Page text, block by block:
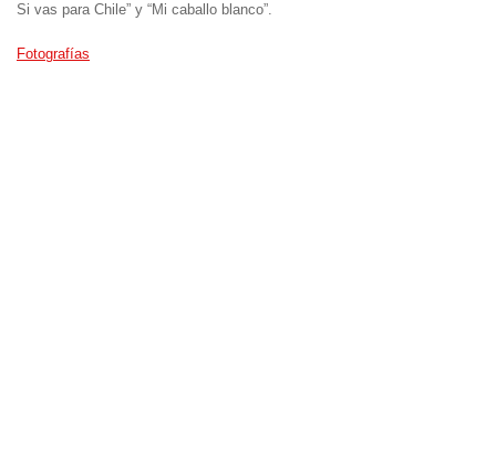
Si vas para Chile” y “Mi caballo blanco”.
Fotografías